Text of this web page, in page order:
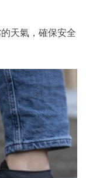
天氣，確保安全